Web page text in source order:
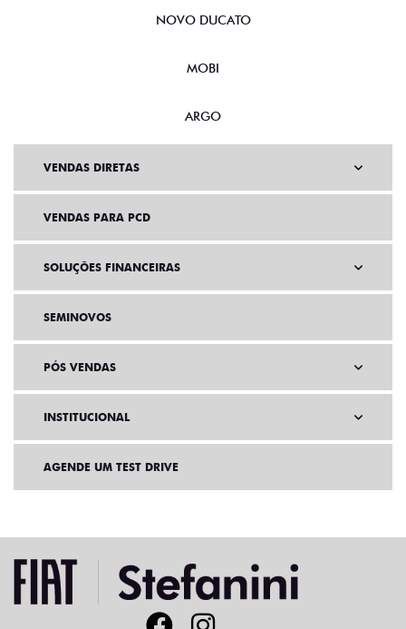
NOVO DUCATO
MOBI
ARGO
VENDAS DIRETAS
VENDAS PARA PCD
SOLUÇÕES FINANCEIRAS
SEMINOVOS
PÓS VENDAS
INSTITUCIONAL
AGENDE UM TEST DRIVE